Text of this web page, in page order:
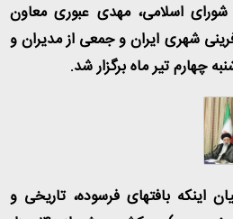
اسلامی، مهدی عبوری معاون
شهری ایران و جمعی از مدیران و
چهارم تیر ماه برگزار شد.
عبوری در این نشست با بیان اینکه بافت‎های فرسوده، تاریخی و